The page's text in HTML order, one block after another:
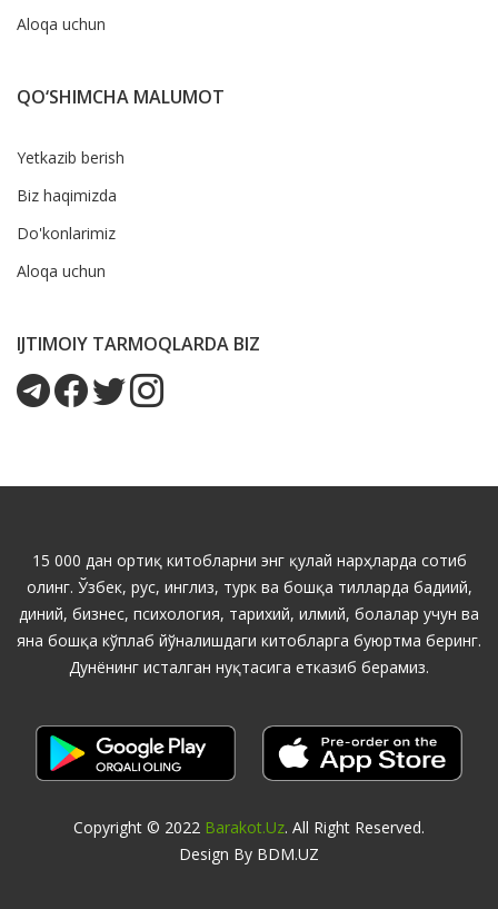
Aloqa uchun
QO‘SHIMCHA MALUMOT
Yetkazib berish
Biz haqimizda
Do'konlarimiz
Aloqa uchun
IJTIMOIY TARMOQLARDA BIZ
15 000 дан ортиқ китобларни энг қулай нарҳларда сотиб
олинг. Ўзбек, рус, инглиз, турк ва бошқа тилларда бадиий,
диний, бизнес, психология, тарихий, илмий, болалар учун ва
яна бошқа кўплаб йўналишдаги китобларга буюртма беринг.
Дунёнинг исталган нуқтасига етказиб берамиз.
Copyright © 2022 Barakot.uz. All Right Reserved.
Design By BDM.UZ